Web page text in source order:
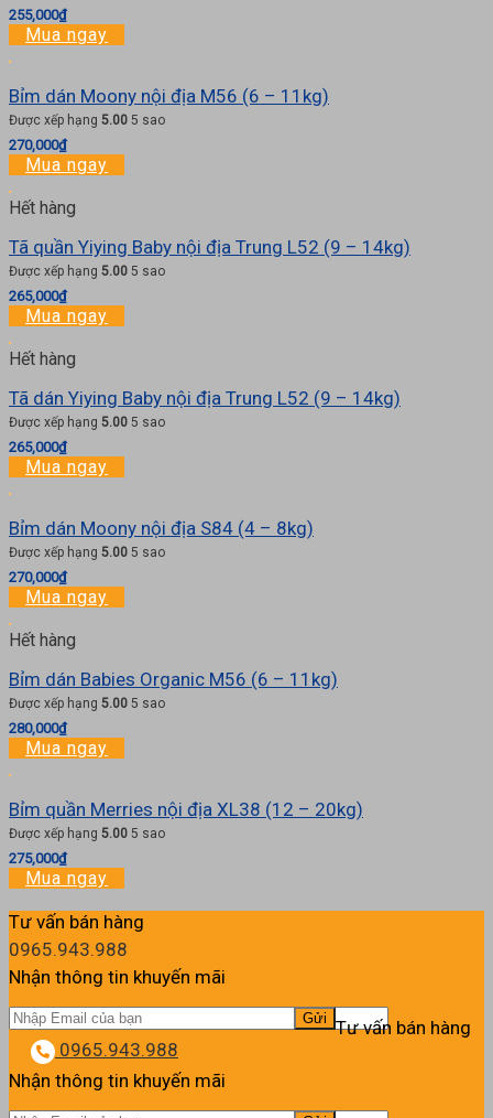
255,000₫
Mua ngay
Bỉm dán Moony nội địa M56 (6 – 11kg)
Được xếp hạng 5.00 5 sao
270,000₫
Mua ngay
Hết hàng
Tã quần Yiying Baby nội địa Trung L52 (9 – 14kg)
Được xếp hạng 5.00 5 sao
265,000₫
Mua ngay
Hết hàng
Tã dán Yiying Baby nội địa Trung L52 (9 – 14kg)
Được xếp hạng 5.00 5 sao
265,000₫
Mua ngay
Bỉm dán Moony nội địa S84 (4 – 8kg)
Được xếp hạng 5.00 5 sao
270,000₫
Mua ngay
Hết hàng
Bỉm dán Babies Organic M56 (6 – 11kg)
Được xếp hạng 5.00 5 sao
280,000₫
Mua ngay
Bỉm quần Merries nội địa XL38 (12 – 20kg)
Được xếp hạng 5.00 5 sao
275,000₫
Mua ngay
Tư vấn bán hàng
0965.943.988
Nhận thông tin khuyến mãi
Tư vấn bán hàng
0965.943.988
Nhận thông tin khuyến mãi